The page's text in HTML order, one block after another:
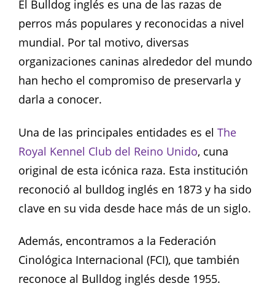
El Bulldog inglés es una de las razas de
perros más populares y reconocidas a nivel
mundial. Por tal motivo, diversas
organizaciones caninas alrededor del mundo
han hecho el compromiso de preservarla y
darla a conocer.
Una de las principales entidades es el The
Royal Kennel Club del Reino Unido, cuna
original de esta icónica raza. Esta institución
reconoció al bulldog inglés en 1873 y ha sido
clave en su vida desde hace más de un siglo.
Además, encontramos a la Federación
Cinológica Internacional (FCI), que también
reconoce al Bulldog inglés desde 1955.